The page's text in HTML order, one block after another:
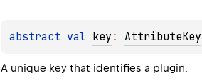
abstract val key : AttributeKey
A unique key that identifies a plugin.